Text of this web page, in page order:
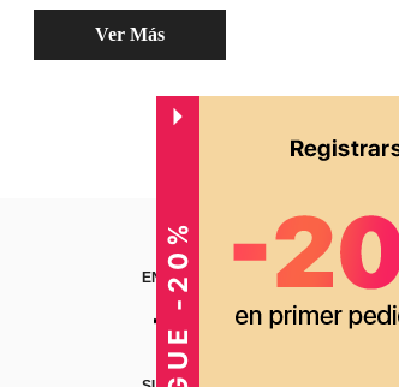
Ver Más
ENCUÉNTRANOS EN